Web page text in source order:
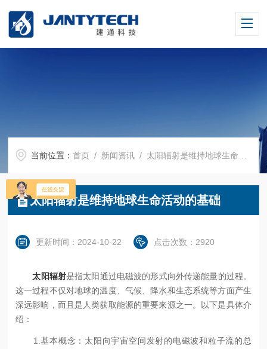
当前位置：首页 / 新闻资讯 / 太阳辐射是维持地球生命活动的基础
太阳辐射是维持地球生命活动的基础
更新时间：2024-10-22 点击次数：2920
太阳辐射是指太阳通过电磁波的形式向外传递能量的过程。
这一过程不仅对地球的温度、气候、降水和生态系统等方面产生
深远影响，而且是人类获取能源的重要来源之一。以下是具体介
绍：
1.基本概念：太阳向宇宙空间发射的电磁波和粒子流的总